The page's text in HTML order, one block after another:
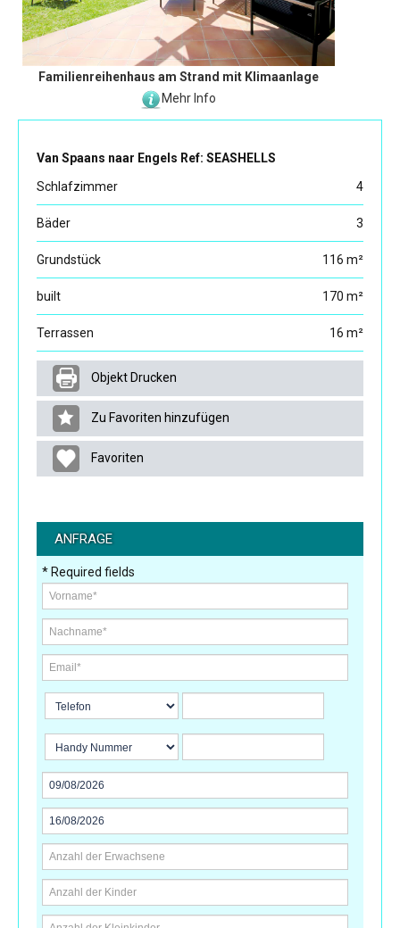
Familienreihenhaus am Strand mit Klimaanlage
Mehr Info
Van Spaans naar Engels Ref: SEASHELLS
Schlafzimmer
4
Bäder 3
Grundstück 116 m²
built 170 m²
Terrassen 16 m²
Objekt Drucken
Zu Favoriten hinzufügen
Favoriten
ANFRAGE
* Required fields